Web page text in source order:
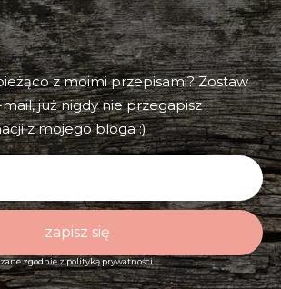
z moimi przepisami? Zostaw
już nigdy nie przegapisz
z mojego bloga :)
zapisz się
zgodnie zpolityką prywatności.